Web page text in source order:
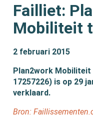
Failliet:
Mobiliteit
2 februari 2015
Plan2work Mobiliteit
17257226) is op 29
verklaard.
Bron: